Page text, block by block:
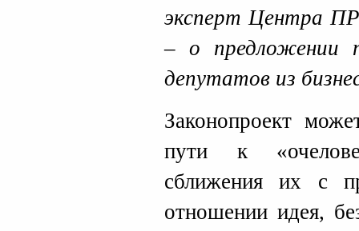
эксперт Центра
– о предложении
депутатов из
Законопроект
пути к
сближения их с
отношении идея,